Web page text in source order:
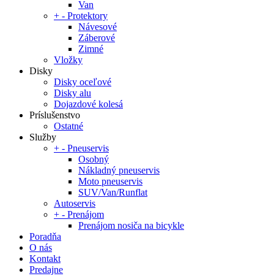
Van
+ - Protektory
Návesové
Záberové
Zimné
Vložky
Disky
Disky oceľové
Disky alu
Dojazdové kolesá
Príslušenstvo
Ostatné
Služby
+ - Pneuservis
Osobný
Nákladný pneuservis
Moto pneuservis
SUV/Van/Runflat
Autoservis
+ - Prenájom
Prenájom nosiča na bicykle
Poradňa
O nás
Kontakt
Predajne